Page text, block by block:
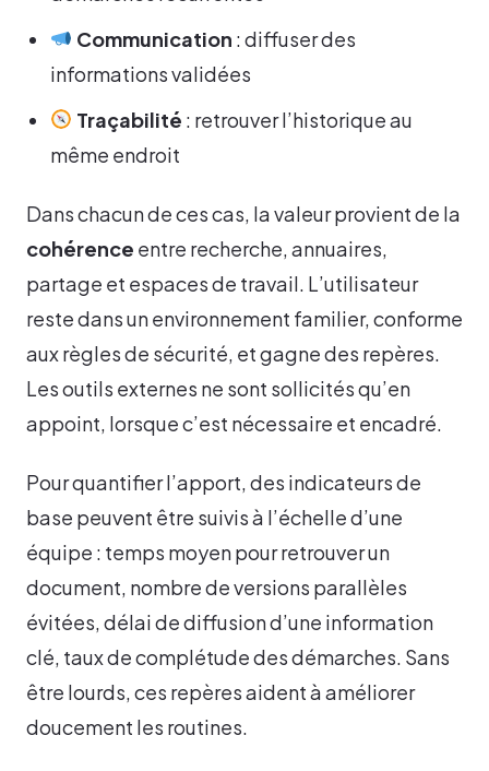
Communication : diffuser des
informations validées
Traçabilité : retrouver l’historique au
même endroit
Dans chacun de ces cas, la valeur provient de la
cohérence entre recherche, annuaires,
partage et espaces de travail. L’utilisateur
reste dans un environnement familier, conforme
aux règles de sécurité, et gagne des repères.
Les outils externes ne sont sollicités qu’en
appoint, lorsque c’est nécessaire et encadré.
Pour quantifier l’apport, des indicateurs de
base peuvent être suivis à l’échelle d’une
équipe : temps moyen pour retrouver un
document, nombre de versions parallèles
évitées, délai de diffusion d’une information
clé, taux de complétude des démarches. Sans
être lourds, ces repères aident à améliorer
doucement les routines.